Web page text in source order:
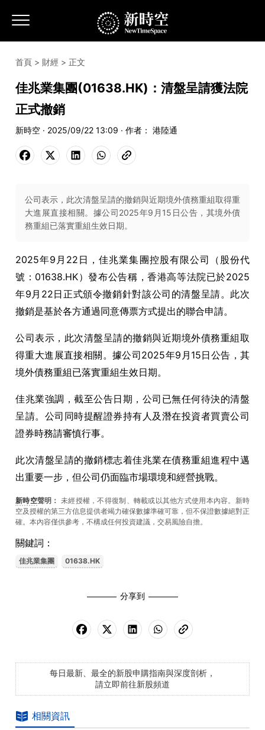
首頁 > 財經 > 正文
佳兆業集團(01638.HK)：清盤呈請獲法院
正式撤銷
新時空 · 2025/09/22 13:09 · 作者： 港陸通
公司表示，此次清盤呈請的撤銷與近期境外債務重組取得重
大進展直接相關。據公司2025年9月15日公告，其境外債
務重組已落實重組生效日期。
2025年9月22日，佳兆業集團控股有限公司（股份代
號：01638.HK）發布公告稱，香港高等法院已於2025
年9月22日正式頒令撤銷針對該公司的清盤呈請。此次
撤銷是基於各方通過同意傳票方式提出的聯合申請。
公司表示，此次清盤呈請的撤銷與近期境外債務重組取
得重大進展直接相關。據公司2025年9月15日公告，其
境外債務重組已落實重組生效日期。
佳兆業強調，截至公告日期，公司已無任何待決的清盤
呈請。公司同時提醒證券持有人及潛在投資者買賣公司
證券時務請審慎行事。
此次清盤呈請的撤銷標志着佳兆業在債務重組進程中邁
出重要一步，但公司仍面臨市場環境和經營挑戰。
新時空聲明： 未經授權，不得復制、轉載或以其他方式使用本內容。新時
空及授權的第三方信息提供者竭力確保數據準確可靠，但不保證數據絕對正
確。本內容僅供參考，不構成任何投資建議，交易風險自擔。
關鍵詞：
佳兆業集團 01638.HK
分享到
每日最新、最全的新股申購指南與深度剖析，
請立即前往新股頻道
相關資訊